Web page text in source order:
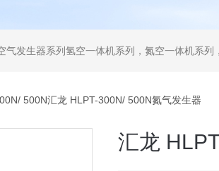
气体净化器系列，代理日本DKK-TOA水质分析，水质检测仪器，代理南韩SitekPH/离子计，DO计，电导计，多功
500N汇龙 HLPT-300N/ 500N氮气发生器
汇龙